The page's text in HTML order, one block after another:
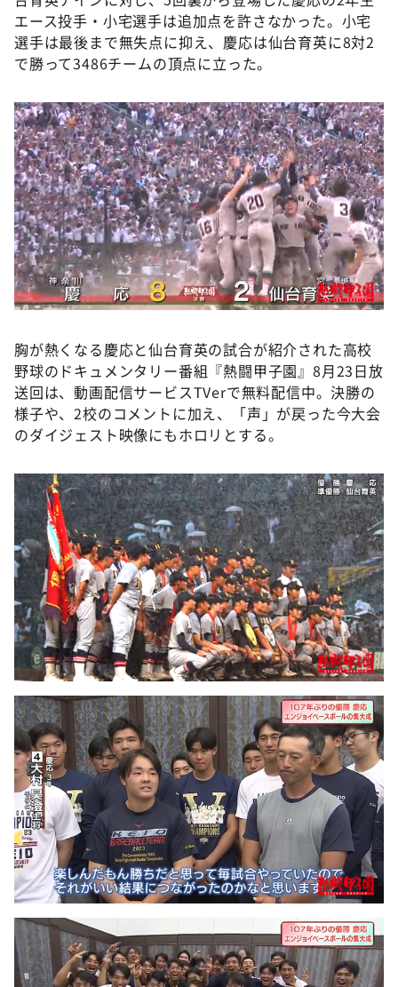
エース投手・小宅選手は追加点を許さなかった。小宅
選手は最後まで無失点に抑え、慶応は仙台育英に8対2
で勝って3486チームの頂点に立った。
胸が熱くなる慶応と仙台育英の試合が紹介された高校
野球のドキュメンタリー番組『熱闘甲子園』8月23日放
送回は、動画配信サービスTVerで無料配信中。決勝の
様子や、2校のコメントに加え、「声」が戻った今大会
のダイジェスト映像にもホロリとする。